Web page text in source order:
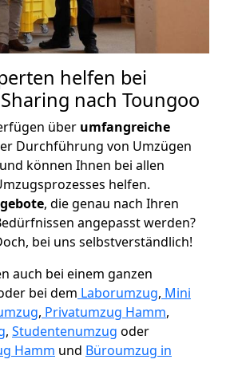
helfen bei
nach Toungoo
über umfangreiche
Durchführung von Umzügen
können Ihnen bei allen
helfen.
, die genau nach Ihren
angepasst werden?
bei uns selbstverständlich!
auch bei einem ganzen
bei dem Laborumzug, Mini
, Privatumzug Hamm,
, Studentenumzug oder
Hamm und Büroumzug in